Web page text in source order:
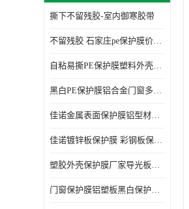
撕下不留残胶-室内御寒胶带
不留残胶 石家庄pe保护膜价格 塑料薄膜
自粘易撕PE保护膜塑料外壳导光板亚克力板膜操作方便
黑白PE保护膜铝合金门窗多种颜色支持定制生产
佳诺金属表面保护膜铝型材保护膜不留残胶铝合金窗框保护胶带
佳诺镀锌板保护膜 彩钢板保护pe保护膜
塑胶外壳保护膜厂家导光板保护膜 铝单板保护膜胶带易撕不留胶
门窗保护膜铝塑板黑白保护膜外墙保温板保护膜